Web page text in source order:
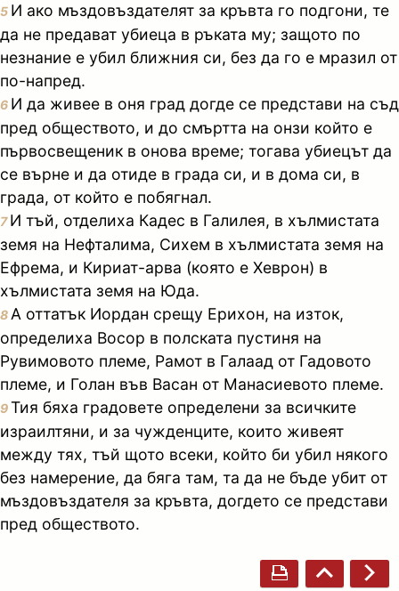
5 И ако мъздовъздателят за кръвта го подгони, те
да не предават убиеца в ръката му; защото по
незнание е убил ближния си, без да го е мразил от
по-напред.
6 И да живее в оня град догде се представи на съд
пред обществото, и до смъртта на онзи който е
първосвещеник в онова време; тогава убиецът да
се върне и да отиде в града си, и в дома си, в
града, от който е побягнал.
7И тъй, отделиха Кадес в Галилея, в хълмистата
земя на Нефталима, Сихем в хълмистата земя на
Ефрема, и Кириат-арва (която е Хеврон) в
хълмистата земя на Юда.
8 А оттатък Иордан срещу Ерихон, на изток,
определиха Восор в полската пустиня на
Рувимовото племе, Рамот в Галаад от Гадовото
племе, и Голан във Васан от Манасиевото племе.
9Тия бяха градовете определени за всичките
израилтяни, и за чужденците, които живеят
между тях, тъй щото всеки, който би убил някого
без намерение, да бяга там, та да не бъде убит от
мъздовъздателя за кръвта, догдето се представи
пред обществото.